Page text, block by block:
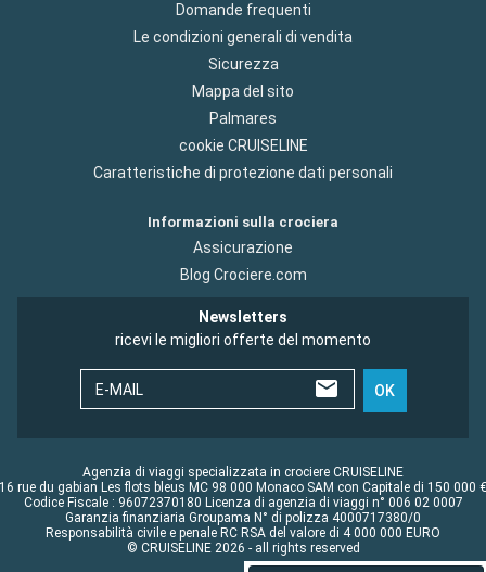
Domande frequenti
Le condizioni generali di vendita
Sicurezza
Mappa del sito
Palmares
cookie CRUISELINE
Caratteristiche di protezione dati personali
Informazioni sulla crociera
Assicurazione
Blog Crociere.com
Newsletters
ricevi le migliori offerte del momento
E-MAIL OK
Agenzia di viaggi specializzata in crociere CRUISELINE
16 rue du gabian Les flots bleus MC 98 000 Monaco SAM con Capitale di 150 000 €
Codice Fiscale : 96072370180 Licenza di agenzia di viaggi n° 006 02 0007
Garanzia finanziaria Groupama N° di polizza 4000717380/0
Responsabilità civile e penale RC RSA del valore di 4 000 000 EURO
© CRUISELINE 2026 - all rights reserved